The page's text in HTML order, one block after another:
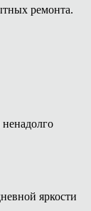
ремонта.
яркости